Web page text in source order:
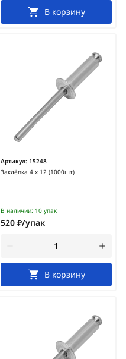
В корзину
Артикул: 15248
Заклёпка 4 х 12 (1000шт)
В наличии: 10 упак
520 ₽/упак
В корзину